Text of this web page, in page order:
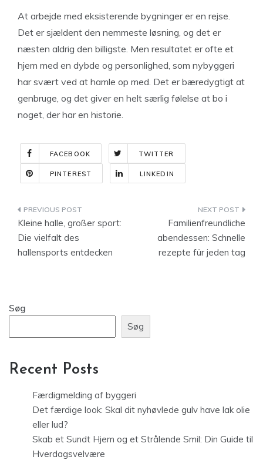
At arbejde med eksisterende bygninger er en rejse.
Det er sjældent den nemmeste løsning, og det er
næsten aldrig den billigste. Men resultatet er ofte et
hjem med en dybde og personlighed, som nybyggeri
har svært ved at hamle op med. Det er bæredygtigt at
genbruge, og det giver en helt særlig følelse at bo i
noget, der har en historie.
FACEBOOK TWITTER
PINTEREST LINKEDIN
Indlægsnavigation
Kleine halle, großer sport:
Die vielfalt des
hallensports entdecken
Familienfreundliche
abendessen: Schnelle
rezepte für jeden tag
Søg
Søg
Recent Posts
Færdigmelding af byggeri
Det færdige look: Skal dit nyhøvlede gulv have lak olie
eller lud?
Skab et Sundt Hjem og et Strålende Smil: Din Guide til
Hverdagsvelvære